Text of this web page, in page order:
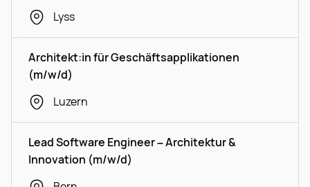
Lyss
Architekt:in für Geschäftsapplikationen
(m/w/d)
Luzern
Lead Software Engineer – Architektur &
Innovation (m/w/d)